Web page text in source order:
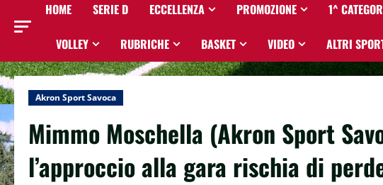
HOME SERIE D ECCELLENZA PROMOZIONE 1^
VOLLEY RUBRICHE BASKET VIDEO ALTRI
Akron Sport Savoca
Mimmo Moschella (Akron Sport
l’approccio alla gara rischia di